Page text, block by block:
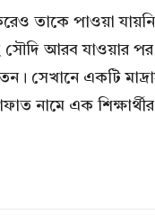
তাকে পাওয়া
আরব যাওয়ার পর
সেখানে একটি
নামে এক